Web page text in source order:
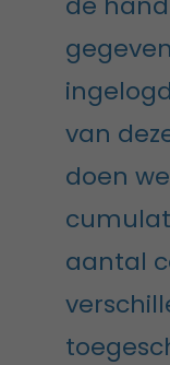
van
doen
aantal